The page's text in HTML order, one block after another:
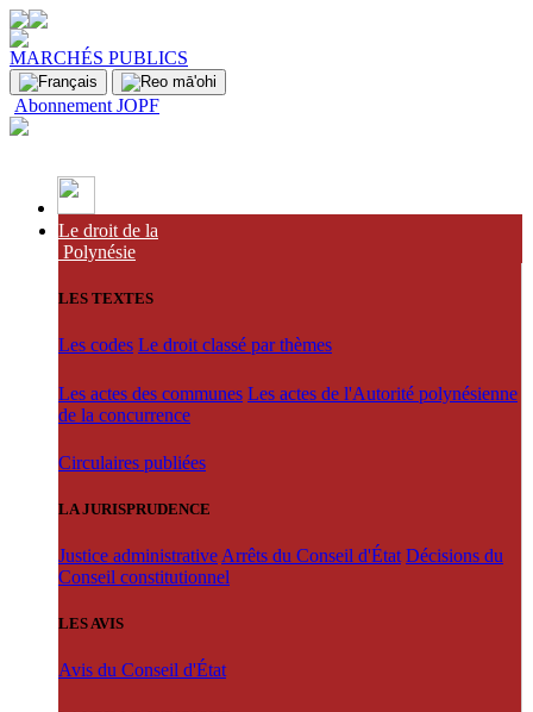
MARCHÉS PUBLICS
Abonnement JOPF
Le droit de la
Polynésie
LES TEXTES
Les codes Le droit classé par thèmes
Les actes des communes Les actes de l'Autorité polynésienne
de la concurrence
Circulaires publiées
LA JURISPRUDENCE
Justice administrative Arrêts du Conseil d'État Décisions du
Conseil constitutionnel
LES AVIS
Avis du Conseil d'État